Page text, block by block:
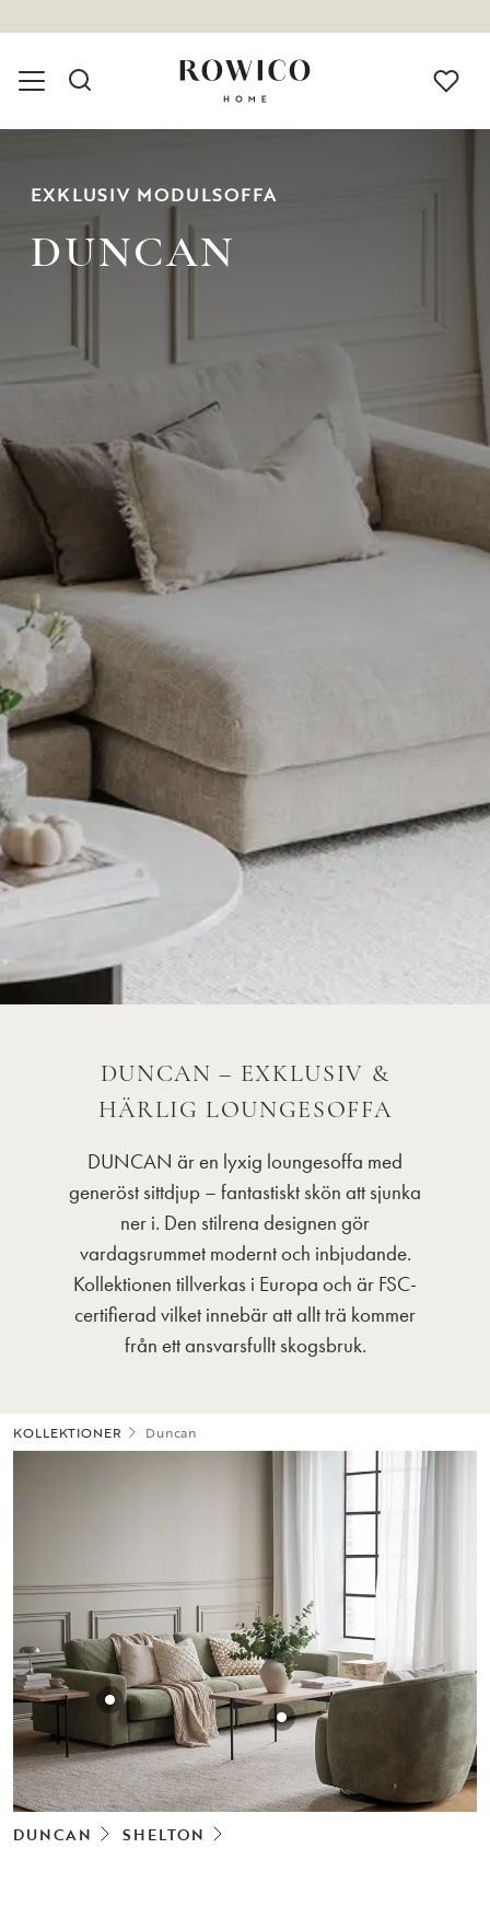
EXKLUSIV MODULSOFFA
DUNCAN
DUNCAN – EXKLUSIV &
HÄRLIG LOUNGESOFFA
DUNCAN är en lyxig loungesoffa med
generöst sittdjup – fantastiskt skön att sjunka
ner i. Den stilrena designen gör
vardagsrummet modernt och inbjudande.
Kollektionen tillverkas i Europa och är FSC-
certifierad vilket innebär att allt trä kommer
från ett ansvarsfullt skogsbruk.
KOLLEKTIONER Duncan
DUNCAN SHELTON